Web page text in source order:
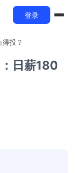
登录
投？
日薪180